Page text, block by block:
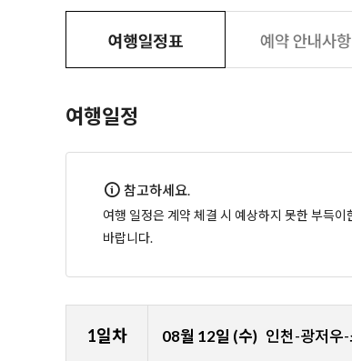
여행일정
참고하세요.
여행 일정은 계약 체결 시 예상하지 못한 부득
바랍니다.
1일차 08월 12일 (수) 인천-광저우